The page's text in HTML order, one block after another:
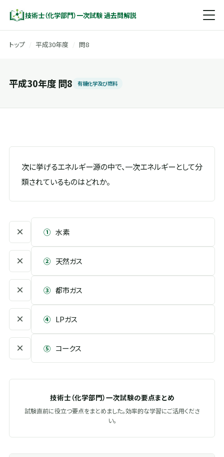
技術士（化学部門）一次試験 過去問解説
トップ 平成30年度 問8
平成30年度 問8 有機化学及び燃料
次に挙げるエネルギー源の中で、一次エネルギーとして分
類されているものはどれか。
× ① 水素
× ② 天然ガス
× ③ 都市ガス
× ④ LPガス
× ⑤ コークス
技術士（化学部門）一次試験の要点まとめ
試験直前に役立つ要点をまとめました。効率的な学習にご活用くださ
い。